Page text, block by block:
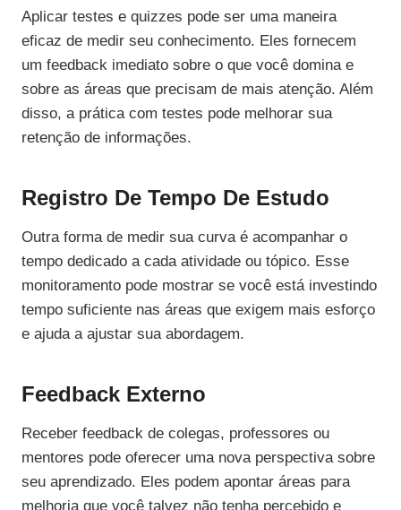
Aplicar testes e quizzes pode ser uma maneira
eficaz de medir seu conhecimento. Eles fornecem
um feedback imediato sobre o que você domina e
sobre as áreas que precisam de mais atenção. Além
disso, a prática com testes pode melhorar sua
retenção de informações.
Registro De Tempo De Estudo
Outra forma de medir sua curva é acompanhar o
tempo dedicado a cada atividade ou tópico. Esse
monitoramento pode mostrar se você está investindo
tempo suficiente nas áreas que exigem mais esforço
e ajuda a ajustar sua abordagem.
Feedback Externo
Receber feedback de colegas, professores ou
mentores pode oferecer uma nova perspectiva sobre
seu aprendizado. Eles podem apontar áreas para
melhoria que você talvez não tenha percebido e